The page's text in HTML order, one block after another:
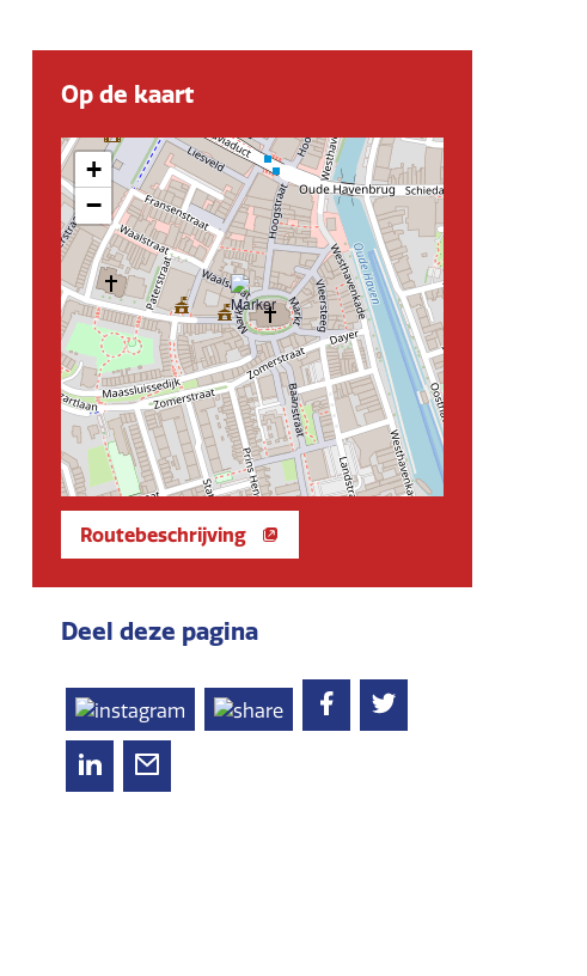
Op de kaart
+
−
Routebeschrijving
Deel deze pagina